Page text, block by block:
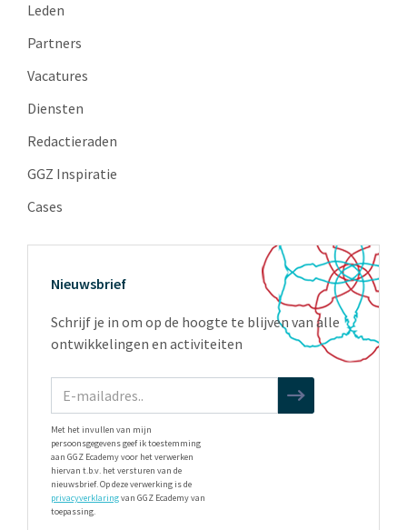
Leden
Partners
Vacatures
Diensten
Redactieraden
GGZ Inspiratie
Cases
Nieuwsbrief
Schrijf je in om op de hoogte te blijven van alle
ontwikkelingen en activiteiten
Met het invullen van mijn
persoonsgegevens geef ik toestemming
aan GGZ Ecademy voor het verwerken
hiervan t.b.v. het versturen van de
nieuwsbrief. Op deze verwerking is de
privacyverklaringvan GGZ Ecademy van
toepassing.